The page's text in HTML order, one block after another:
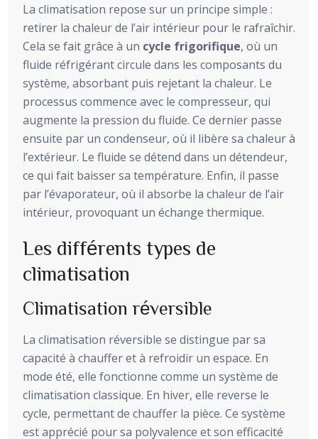
La climatisation repose sur un principe simple :
retirer la chaleur de l’air intérieur pour le rafraîchir.
Cela se fait grâce à un cycle frigorifique, où un
fluide réfrigérant circule dans les composants du
système, absorbant puis rejetant la chaleur. Le
processus commence avec le compresseur, qui
augmente la pression du fluide. Ce dernier passe
ensuite par un condenseur, où il libère sa chaleur à
l’extérieur. Le fluide se détend dans un détendeur,
ce qui fait baisser sa température. Enfin, il passe
par l’évaporateur, où il absorbe la chaleur de l’air
intérieur, provoquant un échange thermique.
Les différents types de
climatisation
Climatisation réversible
La climatisation réversible se distingue par sa
capacité à chauffer et à refroidir un espace. En
mode été, elle fonctionne comme un système de
climatisation classique. En hiver, elle reverse le
cycle, permettant de chauffer la pièce. Ce système
est apprécié pour sa polyvalence et son efficacité